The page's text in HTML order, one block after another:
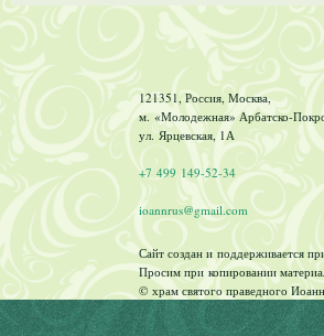
121351, Россия, Москва,
м. «Молодежная» Арбатско-
ул. Ярцевская, 1А
+7 499 149-52-34
ioannrus@gmail.com
Сайт создан и поддерживается
Просим при копировании
© храм святого праведного